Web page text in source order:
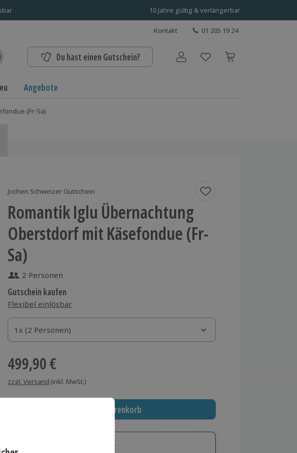
10 Jahre gültig & verlängerbar
Kontakt 01 205 19 24
Du hast einen Gutschein? Benutzerkonto
Angebote
(Fr-Sa)
Jochen Schweizer Gutschein
Romantik Iglu Übernachtung
Oberstdorf mit Käsefondue (Fr-
Sa)
2 Personen
Gutschein kaufen
Flexibel einlösbar
1x (2 Personen)
1x (2 Personen)
1x (2 Personen)
499,90 €
zzgl. Versand (inkl. MwSt.)
In den Warenkorb
Immer das richtige Geschenk: